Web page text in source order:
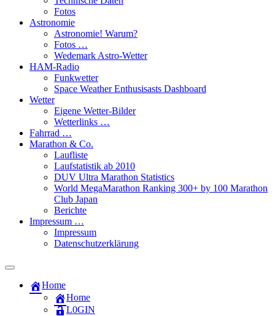
Fotos
Astronomie
Astronomie! Warum?
Fotos …
Wedemark Astro-Wetter
HAM-Radio
Funkwetter
Space Weather Enthusisasts Dashboard
Wetter
Eigene Wetter-Bilder
Wetterlinks …
Fahrrad …
Marathon & Co.
Laufliste
Laufstatistik ab 2010
DUV Ultra Marathon Statistics
World MegaMarathon Ranking 300+ by 100 Marathon
Club Japan
Berichte
Impressum …
Impressum
Datenschutzerklärung
Toggle
field
Home
Home
L​0​​GIN